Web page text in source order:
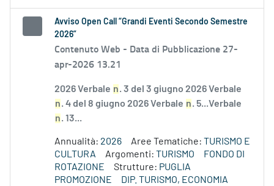
Avviso Open Call “Grandi Eventi Secondo Semestre
2026”
Contenuto Web - Data di Pubblicazione 27-
apr-2026 13.21
2026 Verbale n. 3 del 3 giugno 2026 Verbale
n. 4 del 8 giugno 2026 Verbale n. 5...Verbale
n. 13...
Annualità: 2026 Aree Tematiche: TURISMO E
CULTURA
Argomenti: TURISMO
FONDO DI
ROTAZIONE
Strutture: PUGLIA
PROMOZIONE
DIP. TURISMO, ECONOMIA